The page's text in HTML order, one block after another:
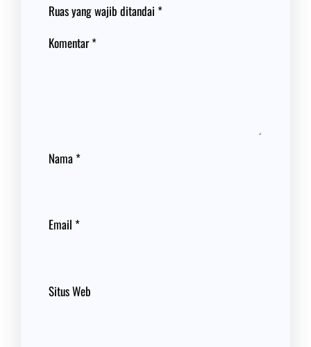
Ruas yang wajib ditandai *
Komentar*
Nama *
Email *
Situs Web